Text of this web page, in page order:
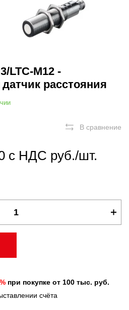
LTC-M12 -
расстояния
В сравнение
с НДС руб./шт.
при покупке от 100 тыс. руб.
счёта